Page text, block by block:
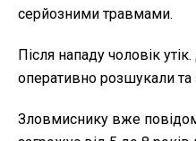
серйозними травмами.
Після нападу чоловік
оперативно розшукали та
Зловмиснику вже